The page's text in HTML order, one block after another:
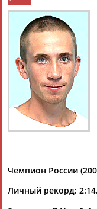
Найдено: 13181
Аслаудин
АБАЕВ
Елена
АБАРЕНОВ
Легкая
Чемпион России
Личный рекорд: